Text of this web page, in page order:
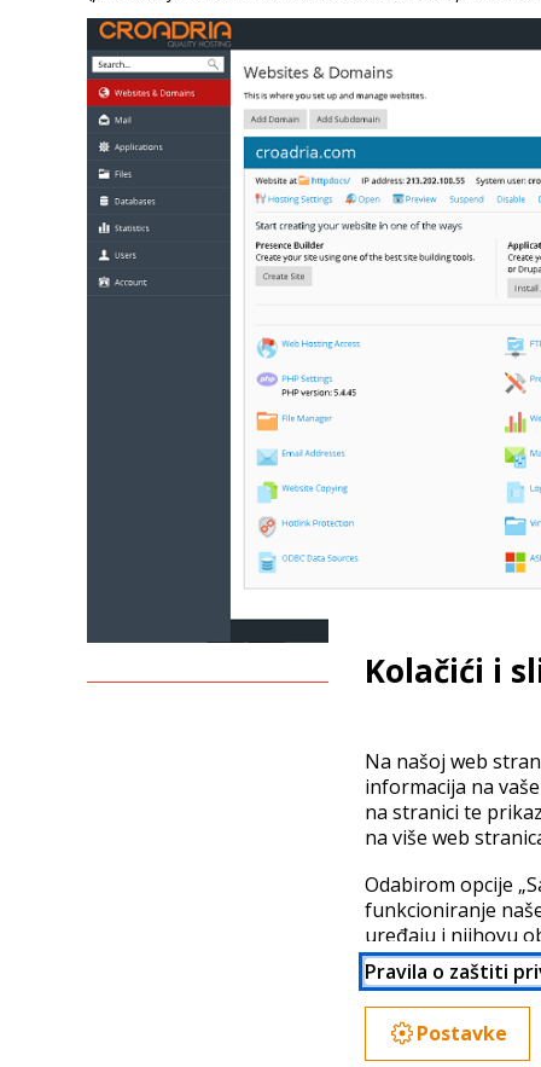
Kolačići i
Na našoj web
informacija na
na stranici te
na više web
Odabirom opcije
funkcioniranje
uređaju i njihovu
partnera. Vaši
možda nije
detaljno odabrati
Više informacija
Pravila o zaštiti
Postavke